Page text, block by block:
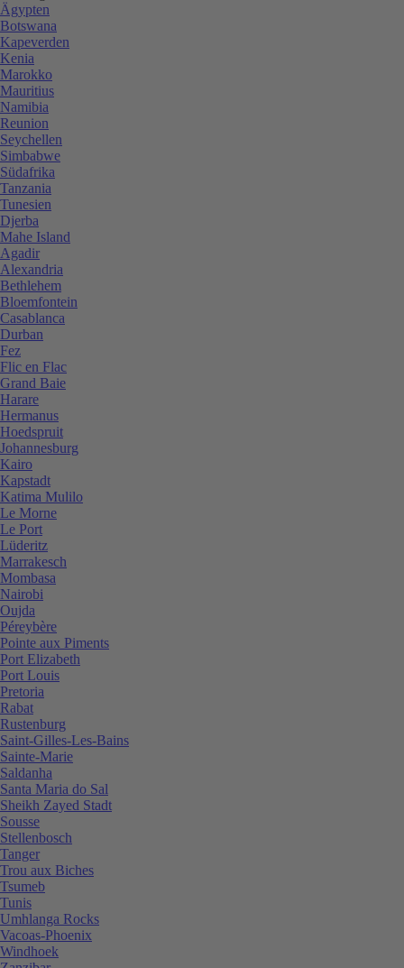
Ägypten
Botswana
Kapeverden
Kenia
Marokko
Mauritius
Namibia
Reunion
Seychellen
Simbabwe
Südafrika
Tanzania
Tunesien
Djerba
Mahe Island
Agadir
Alexandria
Bethlehem
Bloemfontein
Casablanca
Durban
Fez
Flic en Flac
Grand Baie
Harare
Hermanus
Hoedspruit
Johannesburg
Kairo
Kapstadt
Katima Mulilo
Le Morne
Le Port
Lüderitz
Marrakesch
Mombasa
Nairobi
Oujda
Péreybère
Pointe aux Piments
Port Elizabeth
Port Louis
Pretoria
Rabat
Rustenburg
Saint-Gilles-Les-Bains
Sainte-Marie
Saldanha
Santa Maria do Sal
Sheikh Zayed Stadt
Sousse
Stellenbosch
Tanger
Trou aux Biches
Tsumeb
Tunis
Umhlanga Rocks
Vacoas-Phoenix
Windhoek